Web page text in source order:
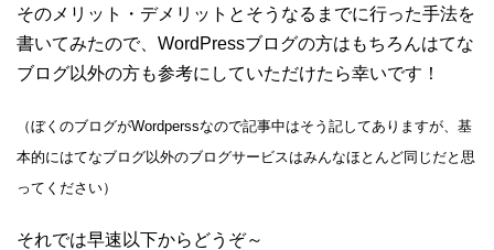
そのメリット・デメリットとそうなるまでに行った手法を
書いてみたので、WordPressブログの方はもちろんはてな
ブログ以外の方も参考にしていただけたら幸いです！
（ぼくのブログがWordperssなので記事中はそう記してありますが、基
本的にはてなブログ以外のブログサービスはみんなほとんど同じだと思
ってください）
それでは早速以下からどうぞ～